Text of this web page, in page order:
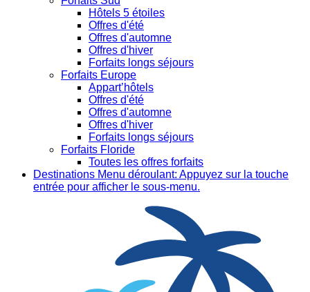
Hôtels 5 étoiles
Offres d'été
Offres d'automne
Offres d'hiver
Forfaits longs séjours
Forfaits Europe
Appart’hôtels
Offres d'été
Offres d'automne
Offres d'hiver
Forfaits longs séjours
Forfaits Floride
Toutes les offres forfaits
Destinations Menu déroulant: Appuyez sur la touche
entrée pour afficher le sous-menu.